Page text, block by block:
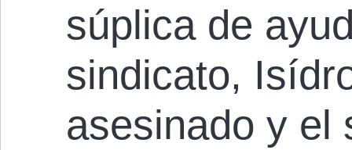
súplica de
sindicato,
asesinado y el